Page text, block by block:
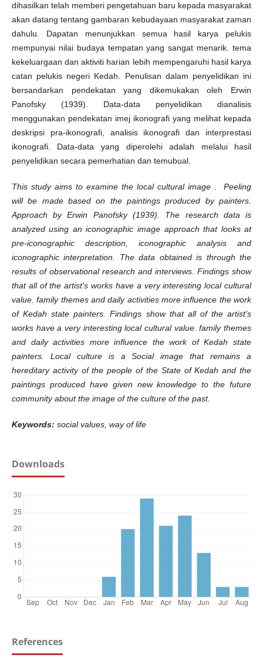
dihasilkan telah memberi pengetahuan baru kepada masyarakat
akan datang tentang gambaran kebudayaan masyarakat zaman
dahulu. Dapatan menunjukkan semua hasil karya pelukis
mempunyai nilai budaya tempatan yang sangat menarik. tema
kekeluargaan dan aktiviti harian lebih mempengaruhi hasil karya
catan pelukis negeri Kedah. Penulisan dalam penyelidikan ini
bersandarkan pendekatan yang dikemukakan oleh Erwin
Panofsky (1939). Data-data penyelidikan dianalisis
menggunakan pendekatan imej ikonografi yang melihat kepada
deskripsi pra-ikonografi, analisis ikonografi dan interprestasi
ikonografi. Data-data yang diperolehi adalah melalui hasil
penyelidikan secara pemerhatian dan temubual.
This study aims to examine the local cultural image . Peeling
will be made based on the paintings produced by painters.
Approach by Erwin Panofsky (1939). The research data is
analyzed using an iconographic image approach that looks at
pre-iconographic description, iconographic analysis and
iconographic interpretation. The data obtained is through the
results of observational research and interviews. Findings show
that all of the artist's works have a very interesting local cultural
value. family themes and daily activities more influence the work
of Kedah state painters. Findings show that all of the artist's
works have a very interesting local cultural value. family themes
and daily activities more influence the work of Kedah state
painters. Local culture is a Social image that remains a
hereditary activity of the people of the State of Kedah and the
paintings produced have given new knowledge to the future
community about the image of the culture of the past.
Keywords: social values, way of life
Downloads
References